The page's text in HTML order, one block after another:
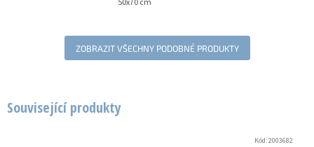
Související produkty
Kód:2003682
50x70 cm
ZOBRAZIT VŠECHNY PODOBNÉ PRODUKTY